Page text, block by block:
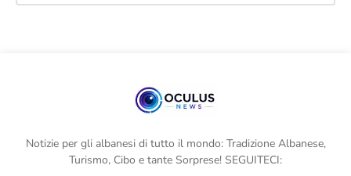
Notizie per gli albanesi di tutto il mondo: Tradizione Albanese,
Turismo, Cibo e tante Sorprese! SEGUITECI: